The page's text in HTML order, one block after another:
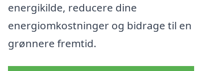
energikilde, reducere dine
energiomkostninger og bidrage til en
grønnere fremtid.